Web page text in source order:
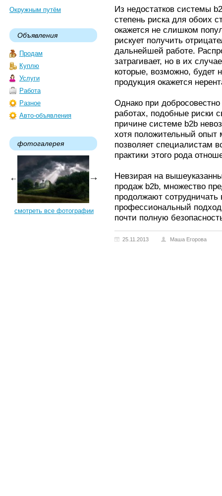
Окружным путём
Объявления
Продам
Куплю
Услуги
Работа
Разное
Авто-объявления
фотогалерея
смотреть все фотографии
Из недостатков системы
степень риска для обоих
окажется не слишком
рискует получить
дальнейшей работе.
затрагивает, но в их
которые, возможно, будет
продукция окажется
Однако при
работах, подобные риски
причине системе b2b
хотя положительный опыт
позволяет специалистам
практики этого рода
Невзирая на
продаж b2b, множество
продолжают сотрудничать
профессиональный
почти полную
25.11.2013 Маша Егорова